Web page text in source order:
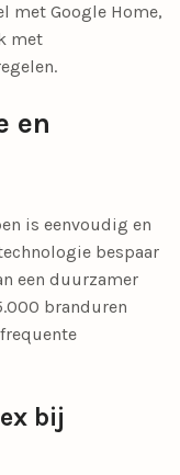
met Google Home,
met
en
is eenvoudig en
bespaar
een duurzamer
branduren
bij